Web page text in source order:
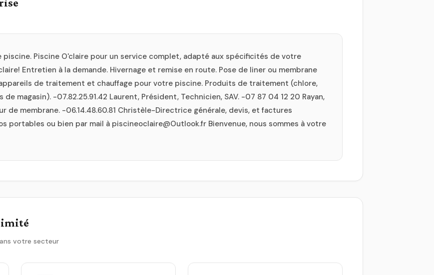
Piscine O'claire pour un service complet, adapté aux spécificités de votre
Entretien à la demande. Hivernage et remise en route. Pose de liner ou membrane
de traitement et chauffage pour votre piscine. Produits de traitement (chlore,
magasin). -07.82.25.91.42 Laurent, Président, Technicien, SAV. -07 87 04 12 20 Rayan,
de membrane. -06.14.48.60.81 Christèle-Directrice générale, devis, et factures
portables ou bien par mail à piscineoclaire@Outlook.fr Bienvenue, nous sommes à votre
votre secteur